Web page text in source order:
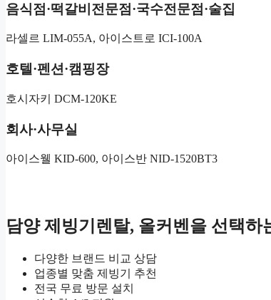
음식점·떡갈비전문점·국수전문점·술집
라셀르 LIM-055A, 아이스트로 ICI-100A
호텔·펜션·캠핑장
호시자키 DCM-120KE
회사·사무실
아이스웰 KID-600, 아이스반 NID-1520BT3
담양 제빙기렌탈, 올커벤을 선택하
다양한 브랜드 비교 상담
업종별 맞춤 제빙기 추천
전국 무료 방문 설치